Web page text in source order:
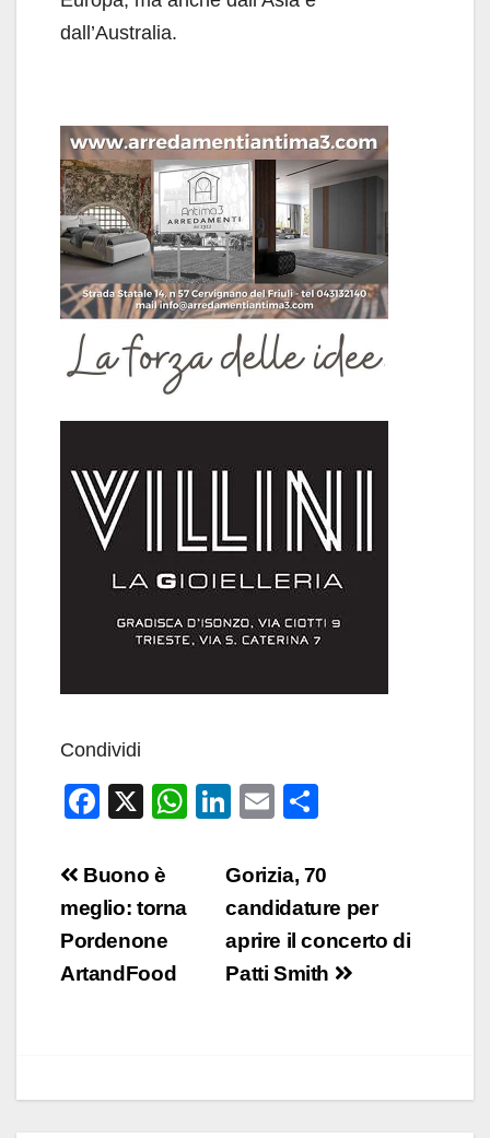
dall’Australia.
Condividi
F
c
e
b
o
X
W
Li
k
e
dI
n
E
ail n
di
vi
di
Navigazione
articoli
Gorizia, 70
candidature per
aprire il concerto di
Patti Smith
Buono è
meglio: torna
Pordenone
ArtandFood